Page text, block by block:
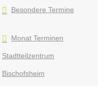
Besondere Termine
Monat Terminen
Stadtteilzentrum
Bischofsheim